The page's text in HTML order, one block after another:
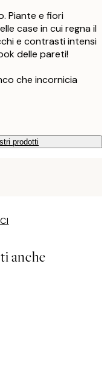
Piante e fiori
case in cui regna il
e contrasti intensi
delle pareti!
che incornicia
prodotti
anche